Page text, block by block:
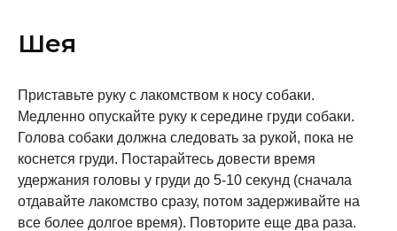
Шея
Приставьте руку с лакомством к носу собаки.
Медленно опускайте руку к середине груди собаки.
Голова собаки должна следовать за рукой, пока не
коснется груди. Постарайтесь довести время
удержания головы у груди до 5-10 секунд (сначала
отдавайте лакомство сразу, потом задерживайте на
все более долгое время). Повторите еще два раза.